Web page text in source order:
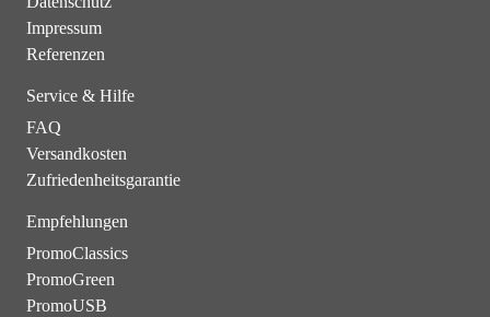
Impressum
Referenzen
Service & Hilfe
FAQ
Versandkosten
Zufriedenheitsgarantie
Empfehlungen
PromoClassics
PromoGreen
PromoUSB